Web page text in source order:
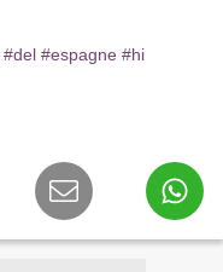
#del #espagne #hi